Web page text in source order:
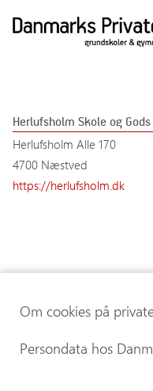
Herlufsholm Skole og Gods
Herlufsholm Alle 170
4700 Næstved
https://herlufsholm.dk
Om cookies på
Persondata hos